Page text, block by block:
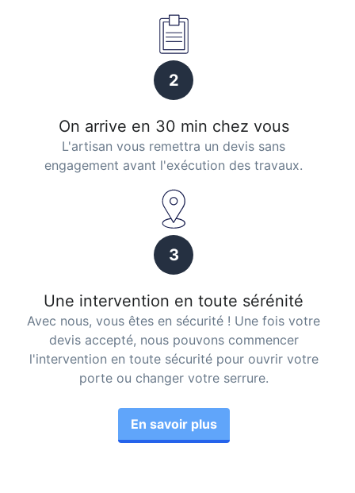
2
On arrive en 30 min chez vous
L'artisan vous remettra un devis sans
engagement avant l'exécution des travaux.
3
Une intervention en toute sérénité
Avec nous, vous êtes en sécurité ! Une fois votre
devis accepté, nous pouvons commencer
l'intervention en toute sécurité pour ouvrir votre
porte ou changer votre serrure.
En savoir plus